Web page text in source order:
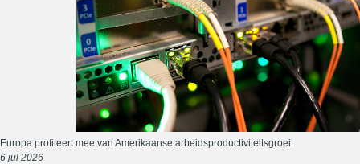
Europa profiteert mee van Amerikaanse arbeidsproductiviteitsgroei
6 jul 2026